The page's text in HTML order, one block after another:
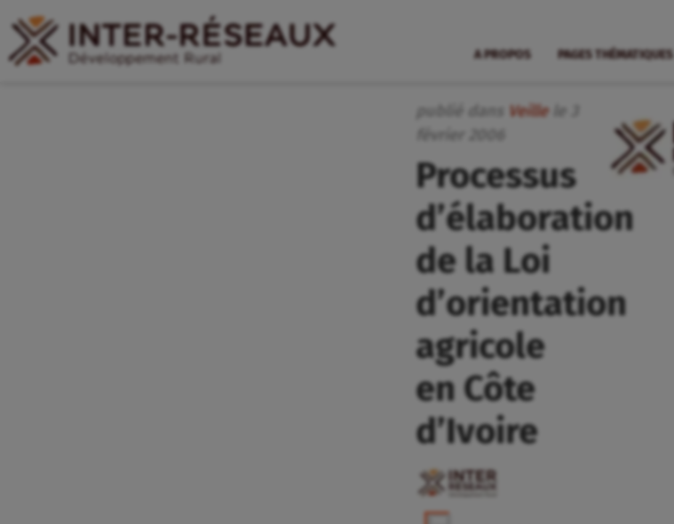
A PROPOS PAGES THÉMATIQUES
publié dans Veille le
février
Processus
d’élaboration
de la Loi
d’orientation
agricole
en Côte
d’Ivoire